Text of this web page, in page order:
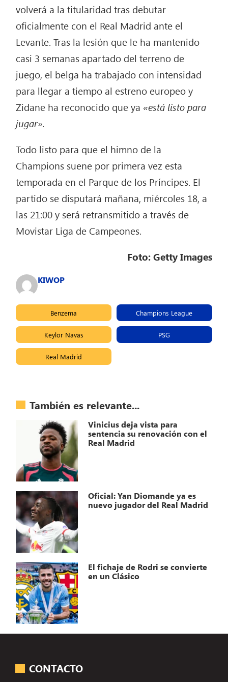
volverá a la titularidad tras debutar
oficialmente con el Real Madrid ante el
Levante. Tras la lesión que le ha mantenido
casi 3 semanas apartado del terreno de
juego, el belga ha trabajado con intensidad
para llegar a tiempo al estreno europeo y
Zidane ha reconocido que ya «está listo para
jugar».
Todo listo para que el himno de la
Champions suene por primera vez esta
temporada en el Parque de los Príncipes. El
partido se disputará mañana, miércoles 18, a
las 21:00 y será retransmitido a través de
Movistar Liga de Campeones.
Foto: Getty Images
KIWOP
Benzema Champions League
Keylor Navas PSG
Real Madrid
También es relevante...
Vinicius deja vista para
sentencia su renovación con el
Real Madrid
Oficial: Yan Diomande ya es
nuevo jugador del Real Madrid
El fichaje de Rodri se convierte
en un Clásico
CONTACTO